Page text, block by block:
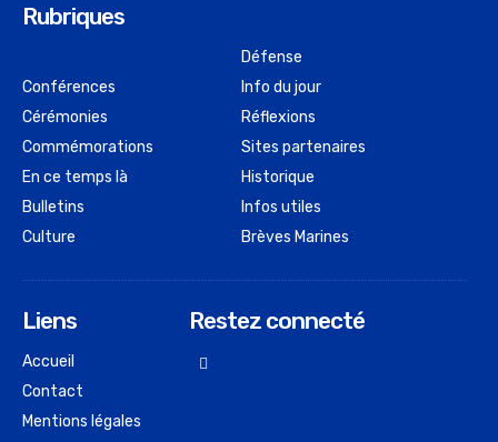
Rubriques
Conférences
Cérémonies
Commémorations
En ce temps là
Bulletins
Culture
Défense
Info du jour
Réflexions
Sites partenaires
Historique
Infos utiles
Brèves Marines
Liens
Accueil
Contact
Mentions légales
Restez connecté